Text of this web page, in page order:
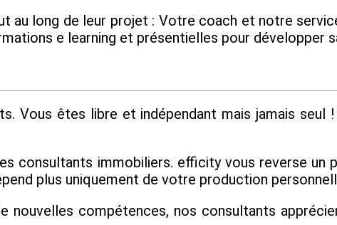
au long de leur projet : Votre coach et notre
e learning et présentielles pour développer
Vous êtes libre et indépendant mais jamais seul
consultants immobiliers. efficity vous reverse un
plus uniquement de votre production
nouvelles compétences, nos consultants